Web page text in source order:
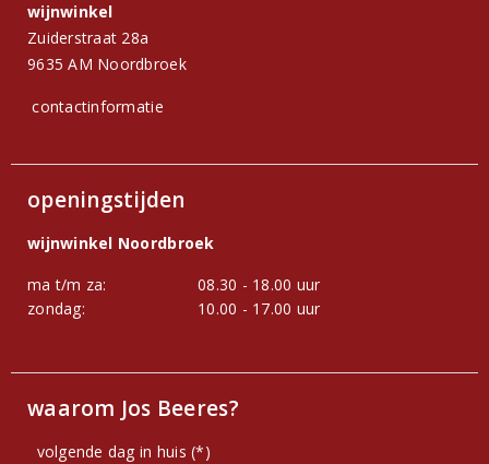
wijnwinkel
Zuiderstraat 28a
9635 AM Noordbroek
contactinformatie
openingstijden
wijnwinkel Noordbroek
ma t/m za:
08.30 - 18.00 uur
zondag:
10.00 - 17.00 uur
waarom Jos Beeres?
volgende dag in huis (*)